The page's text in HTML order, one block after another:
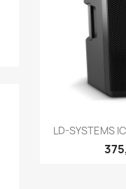

LD-SYSTEMS